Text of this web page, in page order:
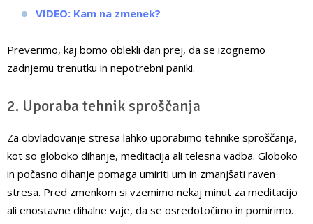
VIDEO: Kam na zmenek?
Preverimo, kaj bomo oblekli dan prej, da se izognemo
zadnjemu trenutku in nepotrebni paniki.
2. Uporaba tehnik sproščanja
Za obvladovanje stresa lahko uporabimo tehnike sproščanja,
kot so globoko dihanje, meditacija ali telesna vadba. Globoko
in počasno dihanje pomaga umiriti um in zmanjšati raven
stresa. Pred zmenkom si vzemimo nekaj minut za meditacijo
ali enostavne dihalne vaje, da se osredotočimo in pomirimo.